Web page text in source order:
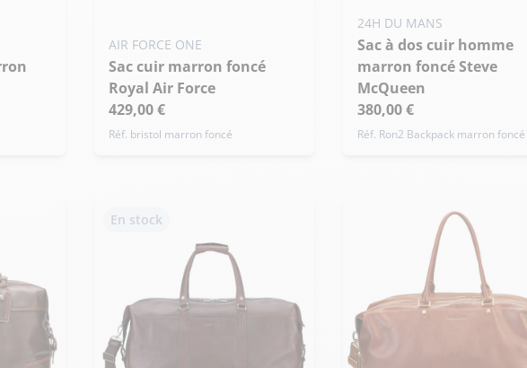
AIR FORCE ONE
Sac cuir marron foncé
Royal Air Force
429,00 €
Réf. bristol marron foncé
24H DU MANS
Sac à dos cuir homme
marron foncé Steve
McQueen
380,00 €
Réf. Ron2 Backpack marron foncé
En stock